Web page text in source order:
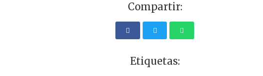
Compartir:
Etiquetas: